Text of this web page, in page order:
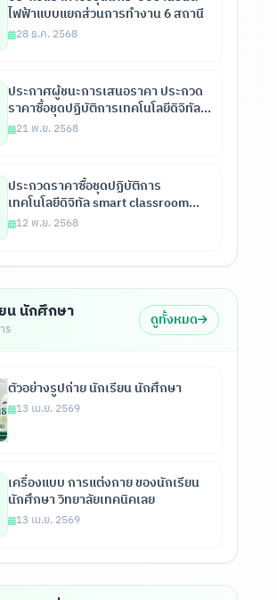
bidding)
ไฟฟ้าแบบแยกส่วนการทำงาน 6 สถานี
28 ธ.ค. 2568
ประกาศผู้ชนะการเสนอราคา ประกวด
ราคาซื้อชุดปฏิบัติการเทคโนโลยีดิจิทัล
Smart Classroom พร้อมซอฟต์แวร์
21 พ.ย. 2568
ประกวดราคาซื้อชุดปฏิบัติการ
เทคโนโลยีดิจิทัล smart classroom
พร้อม software บริหารจัดการ
12 พ.ย. 2568
น นักศึกษา
ร ดูทั้งหมด
ตัวอย่างรูปถ่าย นักเรียน นักศึกษา
13 เม.ย. 2569
เครื่องแบบ การแต่งกาย ของนักเรียน
นักศึกษา วิทยาลัยเทคนิคเลย
13 เม.ย. 2569